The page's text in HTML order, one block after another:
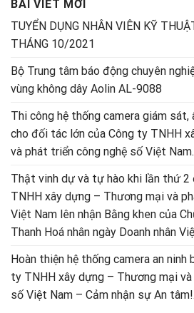
BÀI VIẾT MỚI
TUYỂN DỤNG NHÂN VIÊN KỸ
THÁNG 10/2021
Bộ Trung tâm báo động chuyên
vùng không dây Aolin AL-9088
Thi công hệ thống camera giám sát,
cho đối tác lớn của Công ty TNHH
và phát triển công nghệ số Việt Nam.
Thật vinh dự và tự hào khi lần thứ
TNHH xây dựng – Thương mại và
Việt Nam lên nhận Bằng khen của
Thanh Hoá nhân ngày Doanh nhân
Hoàn thiện hệ thống camera an ninh
ty TNHH xây dựng – Thương mại
số Việt Nam – Cảm nhận sự An tâm!.